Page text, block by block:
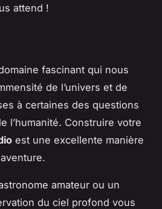
attend !
fascinant qui nous
de l’univers et de
à certaines des questions
l’humanité. Construire votre
est une excellente manière
amateur ou un
du ciel profond vous